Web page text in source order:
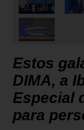
Estos
DIMA, a
Especial
para